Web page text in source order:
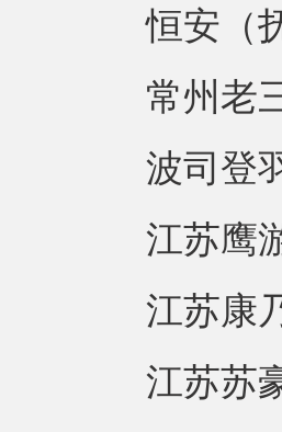
恒安（抚
常州老三
波司登羽
江苏鹰游
江苏康乃
江苏苏豪